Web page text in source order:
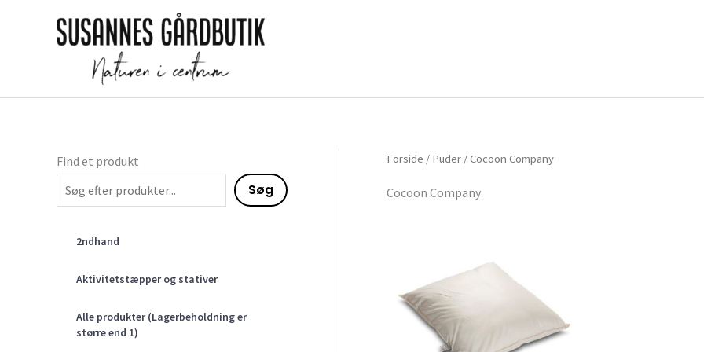
Find et produkt
Søg
2ndhand
Aktivitetstæpper og stativer
Alle produkter (Lagerbeholdning er
større end 1)
Forside / Puder / Cocoon Company
Cocoon Company